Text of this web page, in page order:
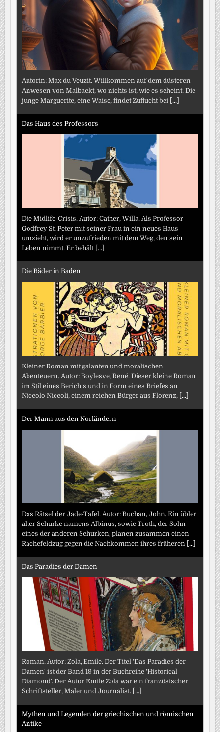
Autorin: Max du Veuzit. Willkommen auf dem düsteren
Anwesen von Malbackt, wo nichts ist, wie es scheint. Die
junge Marguerite, eine Waise, findet Zuflucht bei [...]
Das Haus des Professors
Die Midlife-Crisis. Autor: Cather, Willa. Als Professor
Godfrey St. Peter mit seiner Frau in ein neues Haus
umzieht, wird er unzufrieden mit dem Weg, den sein
Leben nimmt. Er behält [...]
Die Bäder in Baden
Kleiner Roman mit galanten und moralischen
Abenteuern. Autor: Boylesve, René. Dieser kleine Roman
im Stil eines Berichts und in Form eines Briefes an
Niccolo Niccoli, einem reichen Bürger aus Florenz, [...]
Der Mann aus den Norländern
Das Rätsel der Jade-Tafel. Autor: Buchan, John. Ein übler
alter Schurke namens Albinus, sowie Troth, der Sohn
eines der anderen Schurken, planen zusammen einen
Rachefeldzug gegen die Nachkommen ihres früheren [...]
Das Paradies der Damen
Roman. Autor: Zola, Emile. Der Titel 'Das Paradies der
Damen' ist der Band 19 in der Buchreihe 'Historical
Diamond'. Der Autor Emile Zola war ein französischer
Schriftsteller, Maler und Journalist. [...]
Mythen und Legenden der griechischen und römischen
Antike